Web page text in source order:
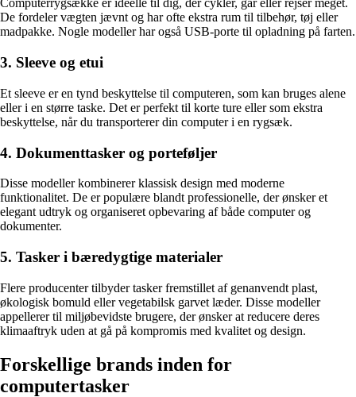
Computerrygsække er ideelle til dig, der cykler, går eller rejser meget.
De fordeler vægten jævnt og har ofte ekstra rum til tilbehør, tøj eller
madpakke. Nogle modeller har også USB-porte til opladning på farten.
3. Sleeve og etui
Et sleeve er en tynd beskyttelse til computeren, som kan bruges alene
eller i en større taske. Det er perfekt til korte ture eller som ekstra
beskyttelse, når du transporterer din computer i en rygsæk.
4. Dokumenttasker og porteføljer
Disse modeller kombinerer klassisk design med moderne
funktionalitet. De er populære blandt professionelle, der ønsker et
elegant udtryk og organiseret opbevaring af både computer og
dokumenter.
5. Tasker i bæredygtige materialer
Flere producenter tilbyder tasker fremstillet af genanvendt plast,
økologisk bomuld eller vegetabilsk garvet læder. Disse modeller
appellerer til miljøbevidste brugere, der ønsker at reducere deres
klimaaftryk uden at gå på kompromis med kvalitet og design.
Forskellige brands inden for
computertasker